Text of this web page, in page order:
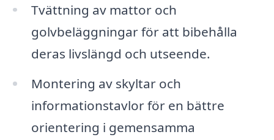
Tvättning av mattor och
golvbeläggningar för att bibehålla
deras livslängd och utseende.
Montering av skyltar och
informationstavlor för en bättre
orientering i gemensamma